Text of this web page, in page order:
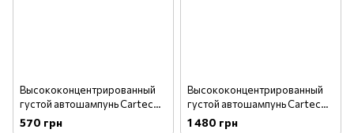
Высококонцентрированный
густой автошампунь Cartec
Cherry Wash, 1л
570 грн
Высококонцентрированный
густой автошампунь Cartec
Cherry Wash, 5л
1 480 грн